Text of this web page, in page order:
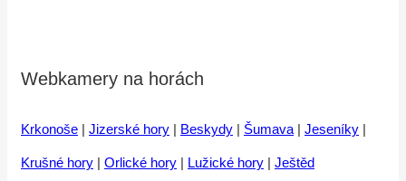
Webkamery na horách
Krkonoše | Jizerské hory | Beskydy | Šumava | Jeseníky |
Krušné hory | Orlické hory | Lužické hory | Ještěd